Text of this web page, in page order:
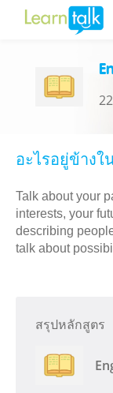
อะไรอยู่ข้างใ
Talk about your
interests, your
describing
talk about
สรุปหลักสูตร